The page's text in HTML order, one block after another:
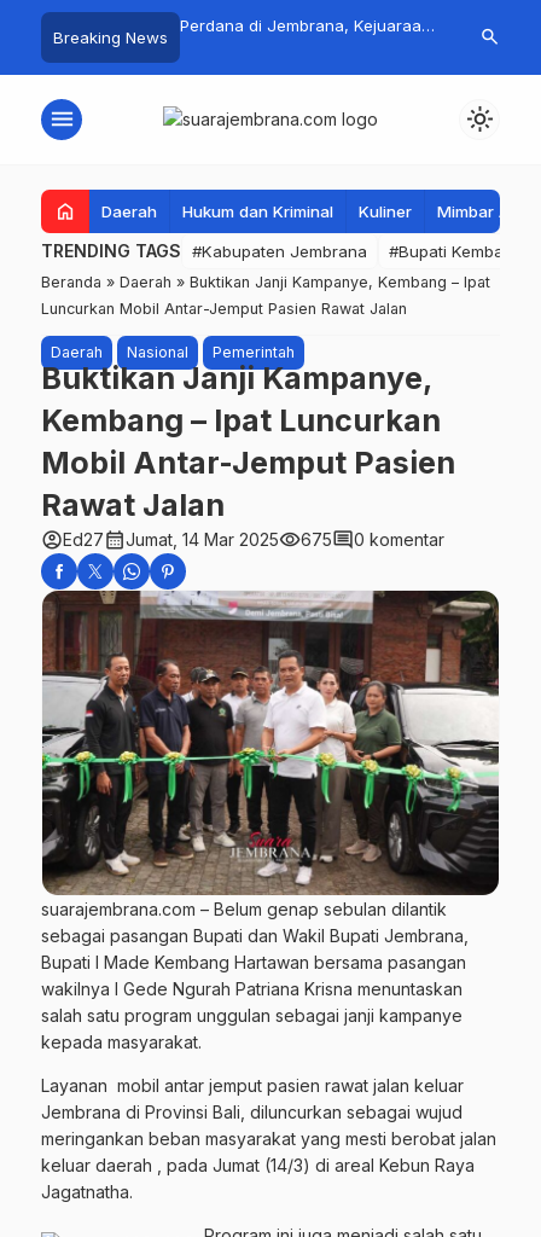
Breaking News
Ribuan Crosser
Kota Negara ke-
Perdana di Jembrana, Kejuaraan
Pasar
Tembus
search
menu light_mode
home Daerah Hukum dan Kriminal Kuliner Mimbar
TRENDING TAGS #Kabupaten Jembrana #Bupati Kembang
Beranda » Daerah » Buktikan Janji Kampanye, Kembang – Ipat
Luncurkan Mobil Antar-Jemput Pasien Rawat Jalan
Daerah Nasional Pemerintah
Buktikan Janji Kampanye,
Kembang – Ipat Luncurkan
Mobil Antar-Jemput Pasien
Rawat Jalan
account_circleEd27calendar_monthJumat, 14 Mar 2025visibility675comment0 komentar
suarajembrana.com – Belum genap sebulan dilantik
sebagai pasangan Bupati dan Wakil Bupati Jembrana,
Bupati I Made Kembang Hartawan bersama pasangan
wakilnya I Gede Ngurah Patriana Krisna menuntaskan
salah satu program unggulan sebagai janji kampanye
kepada masyarakat.
Layanan mobil antar jemput pasien rawat jalan keluar
Jembrana di Provinsi Bali, diluncurkan sebagai wujud
meringankan beban masyarakat yang mesti berobat jalan
keluar daerah , pada Jumat (14/3) di areal Kebun Raya
Jagatnatha.